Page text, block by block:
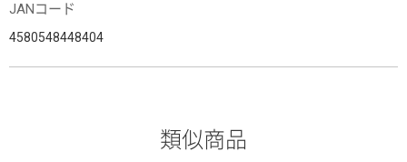
JANコード
4580548448404
類似商品